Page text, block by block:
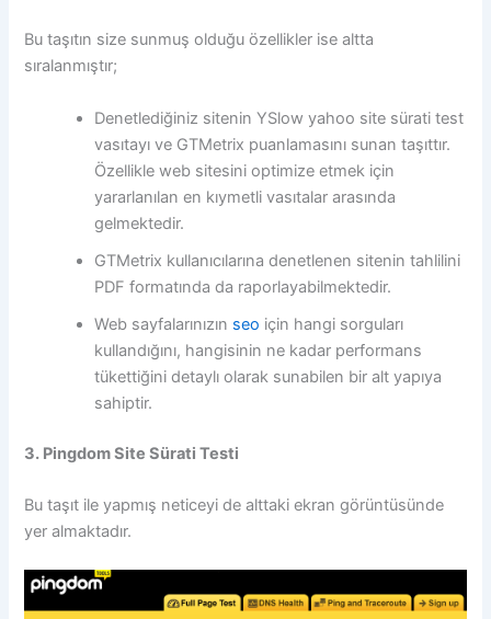
Bu taşıtın size sunmuş olduğu özellikler ise altta
sıralanmıştır;
Denetlediğiniz sitenin YSlow yahoo site sürati test
vasıtayı ve GTMetrix puanlamasını sunan taşıttır.
Özellikle web sitesini optimize etmek için
yararlanılan en kıymetli vasıtalar arasında
gelmektedir.
GTMetrix kullanıcılarına denetlenen sitenin tahlilini
PDF formatında da raporlayabilmektedir.
Web sayfalarınızın seo için hangi sorguları
kullandığını, hangisinin ne kadar performans
tükettiğini detaylı olarak sunabilen bir alt yapıya
sahiptir.
3. Pingdom Site Sürati Testi
Bu taşıt ile yapmış neticeyi de alttaki ekran görüntüsünde
yer almaktadır.